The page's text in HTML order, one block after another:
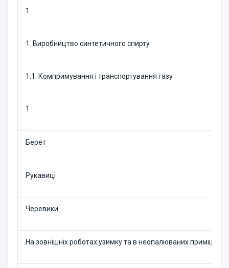
1
1. Виробництво синтетичного спирту
1.1. Компримування і транспортування газу
1
Берет
Рукавиці
Черевики
На зовнішніх роботах узим­ку та в неопалюваних